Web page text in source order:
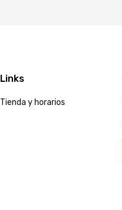
Links
Tienda y horarios